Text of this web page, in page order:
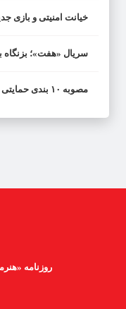
خیانت امنیتی و بازی
سریال «هفت»؛ بزنگاه
مصوبه ۱۰ بندی حمایتی دولت از بورس به لایحه بودجه پیوست شد
روزنامه